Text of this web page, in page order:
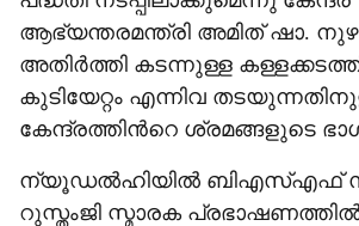
ആഭ്യന്തരമന്ത്രി അമിത് ഷാ.
അതിര്‍ത്തി കടന്നുള്ള
കുടിയേറ്റം എന്നിവ
കേന്ദ്രത്തിന്‍റെ ശ്രമങ്ങളുടെ
ന്യൂഡല്‍ഹിയില്‍ ബിഎസ്എഫ്
റുസ്തംജി സ്മാരക